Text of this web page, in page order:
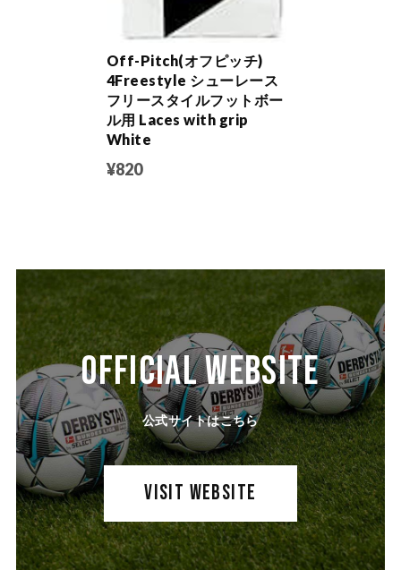
Off-Pitch(オフピッチ)
4Freestyle シューレース
フリースタイルフットボー
ル用 Laces with grip
White
¥820
OFFICIAL WEBSITE
公式サイトはこちら
VISIT WEBSITE